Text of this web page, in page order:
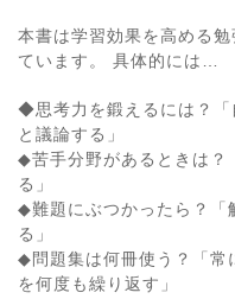
本書は学習効果を高める
ています。 具体的には…
◆思考力を鍛えるには？「
と議論する」
◆苦手分野があるときは？
る」
◆難題にぶつかったら？「
る」
◆問題集は何冊使う？「常
を何度も繰り返す」